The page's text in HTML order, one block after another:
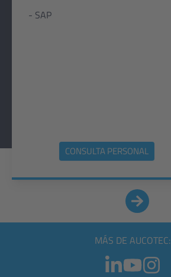
- SAP
CONSULTA PERSONAL
MÁS DE AUCOTEC: